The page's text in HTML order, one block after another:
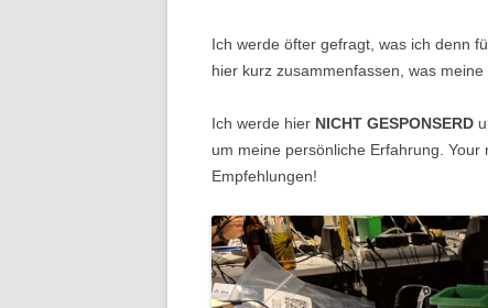
Ich werde öfter gefragt, was ich denn
hier kurz zusammenfassen, was meine
Ich werde hier NICHT GESPONSERD
um meine persönliche Erfahrung.
Empfehlungen!